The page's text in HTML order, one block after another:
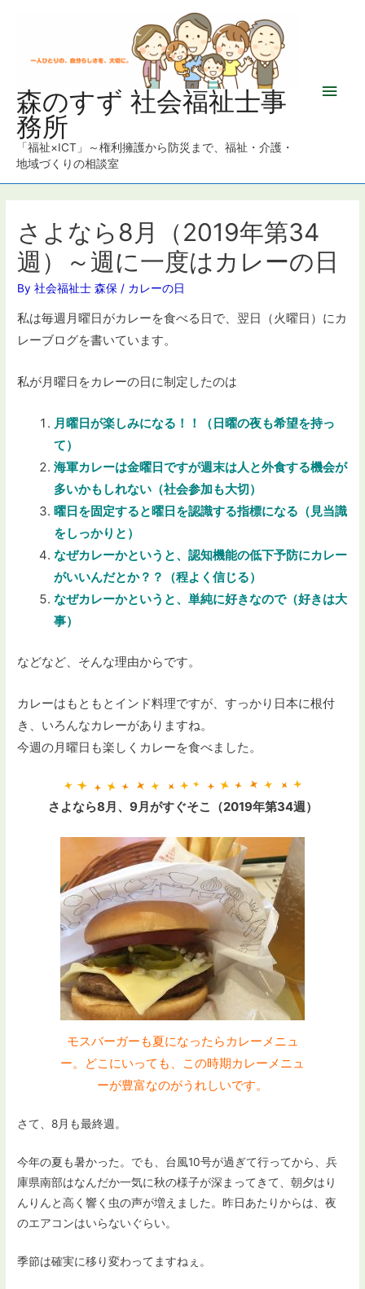
森のすず 社会福祉士事
務所
「福祉×ICT」～権利擁護から防災まで、福祉・介護・
地域づくりの相談室
メ
ュ
さよなら8月（2019年第34
週）～週に一度はカレーの日
By社会福祉士 森保 / カレーの日
私は毎週月曜日がカレーを食べる日で、翌日（火曜日）にカ
レーブログを書いています。
私が月曜日をカレーの日に制定したのは
月曜日が楽しみになる！！（日曜の夜も希望を持っ
て）
海軍カレーは金曜日ですが週末は人と外食する機会が
多いかもしれない（社会参加も大切）
曜日を固定すると曜日を認識する指標になる（見当識
をしっかりと）
なぜカレーかというと、認知機能の低下予防にカレー
がいいんだとか？？（程よく信じる）
なぜカレーかというと、単純に好きなので（好きは大
事）
などなど、そんな理由からです。
カレーはもともとインド料理ですが、すっかり日本に根付
き、いろんなカレーがありますね。
今週の月曜日も楽しくカレーを食べました。
さよなら8月、9月がすぐそこ（2019年第34週）
モスバーガーも夏になったらカレーメニュ
ー。どこにいっても、この時期カレーメニュ
ーが豊富なのがうれしいです。
さて、8月も最終週。
今年の夏も暑かった。でも、台風10号が過ぎて行ってから、兵
庫県南部はなんだか一気に秋の様子が深まってきて、朝夕はり
んりんと高く響く虫の声が増えました。昨日あたりからは、夜
のエアコンはいらないぐらい。
季節は確実に移り変わってますねぇ。